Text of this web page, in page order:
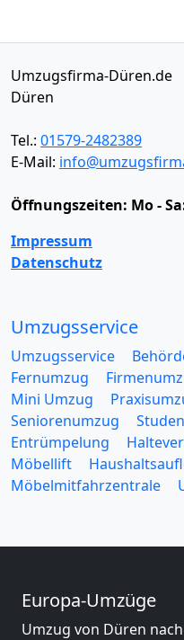
Umzugsfirma-Düren.de
Düren
Tel.: 01579-2482389
E-Mail:
Öffnungszeiten: Mo -
Impressum
Datenschutz
Umzugsservice
Umzugsservice
Fernumzug
Mini Umzug
Seniorenumzug
Entrümpelung
Möbellift
Möbelmitfahrzentrale
Europa-Umzüge
Umzug von Düren